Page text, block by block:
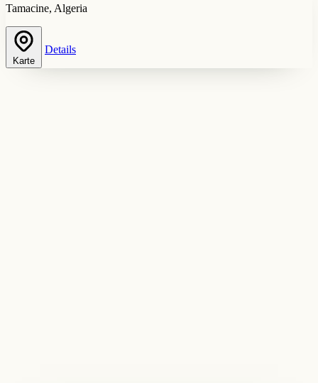
Tamacine, Algeria
Karte
Details